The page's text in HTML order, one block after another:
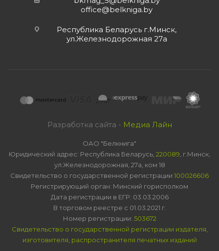
office@belkniga.by
Республика Беларусь г.Минск,
ул.Железнодорожная 27а
Разработка сайта - Медиа Лайн
ОАО "Белкнига"
Юридический адрес: Республика Беларусь, 220089 , г.Минск,
ул.Железнодорожная, 27а, ком 18
Свидетельство о государственной регистрации 100026606
Регистрирующий орган: Минский горисполком
Дата регистрации в ЕГР: 03.03.2006
В торговом реестре с 01.03.2021 г.
Номер регистрации: 503672
Свидетельство о государственной регистрации издателя,
изготовителя, распространителя печатных изданий